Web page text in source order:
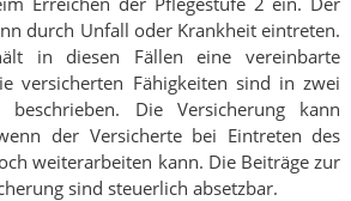
durch Unfall oder Krankheit eintreten.
in diesen Fällen eine vereinbarte
versicherten Fähigkeiten sind in zwei
beschrieben. Die Versicherung kann
der Versicherte bei Eintreten des
weiterarbeiten kann. Die Beiträge zur
sind steuerlich absetzbar.